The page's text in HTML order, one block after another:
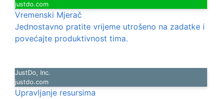
justdo.com
Vremenski Mjerač
Jednostavno pratite vrijeme utrošeno na zadatke i
povećajte produktivnost tima.
JustDo, Inc.
justdo.com
Upravljanje resursima